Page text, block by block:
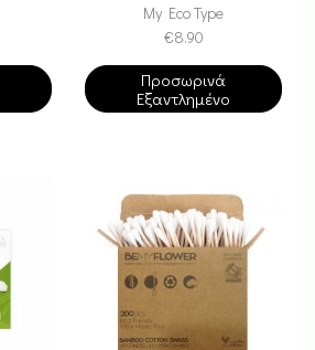
My Eco Type
€8.90
Προσωρινά
Εξαντλημένο